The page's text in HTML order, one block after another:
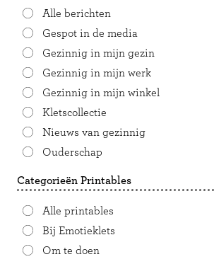
startpagina
Alle berichten
Gespot in de media
Gezinnig in mijn gezin
Gezinnig in mijn werk
Gezinnig in mijn winkel
Kletscollectie
Nieuws van gezinnig
Ouderschap
Categorieën Printables
Alle printables
Bij Emotieklets
Om te doen